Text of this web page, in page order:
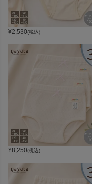
¥2,530(税込)
¥8,250(税込)